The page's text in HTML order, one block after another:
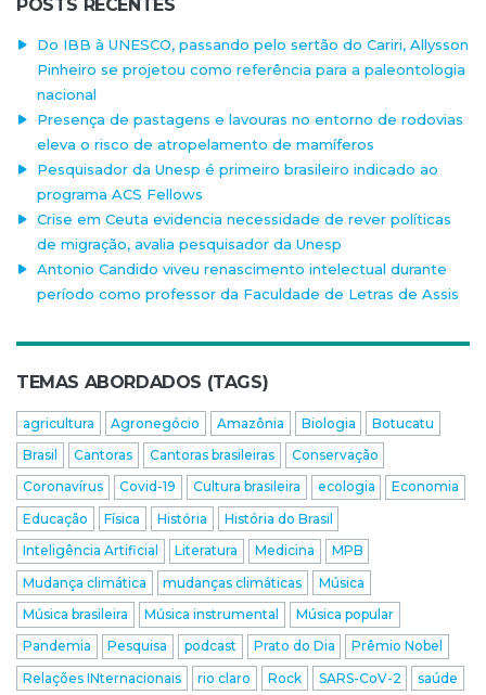
POSTS RECENTES
Do IBB à UNESCO, passando pelo sertão do Cariri, Allysson
Pinheiro se projetou como referência para a paleontologia
nacional
Presença de pastagens e lavouras no entorno de rodovias
eleva o risco de atropelamento de mamíferos
Pesquisador da Unesp é primeiro brasileiro indicado ao
programa ACS Fellows
Crise em Ceuta evidencia necessidade de rever políticas
de migração, avalia pesquisador da Unesp
Antonio Candido viveu renascimento intelectual durante
período como professor da Faculdade de Letras de Assis
TEMAS ABORDADOS (TAGS)
agricultura Agronegócio Amazônia Biologia
Botucatu
Brasil
Cantoras Cantoras brasileiras
Conservação
Coronavírus
Covid-19 Cultura brasileira ecologia
Economia
Educação
Física História
História do Brasil
Inteligência Artificial
Literatura Medicina
MPB
Mudança climática
mudanças climáticas
Música
Música brasileira
Música instrumental
Música popular
Pandemia
Pesquisa podcast Prato do Dia
Prêmio Nobel
Relações INternacionais
rio claro Rock SARS-CoV-2
saúde